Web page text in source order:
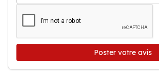
Poster votre avis